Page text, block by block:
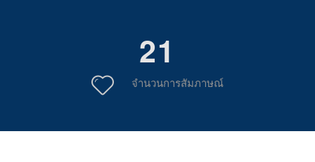
21
จำนวนการสัมภาษณ์